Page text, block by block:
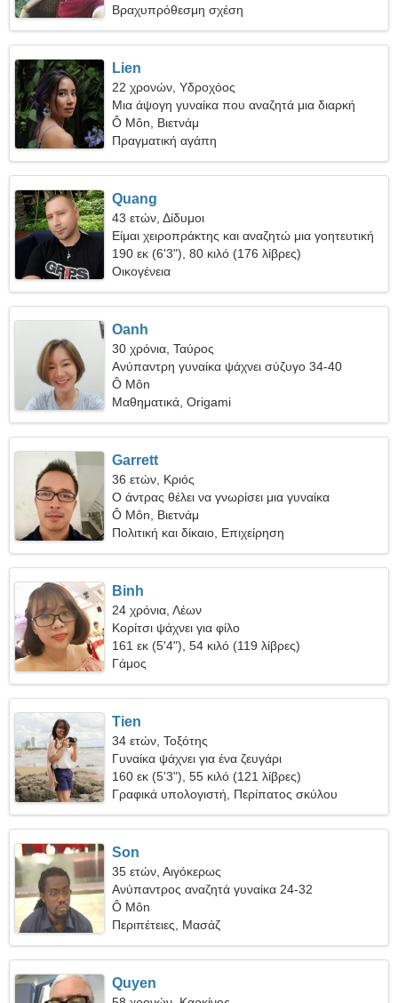
Βραχυπρόθεσμη σχέση
Lien
22 χρονών, Υδροχόος
Μια άψογη γυναίκα που αναζητά μια διαρκή
σχέση
Ô Môn, Βιετνάμ
Πραγματική αγάπη
Quang
43 ετών, Δίδυμοι
Είμαι χειροπράκτης και αναζητώ μια γοητευτική
γυναίκα
190 εκ (6'3"), 80 κιλό (176 λίβρες)
Οικογένεια
Oanh
30 χρόνια, Ταύρος
Ανύπαντρη γυναίκα ψάχνει σύζυγο 34-40
Ô Môn
Μαθηματικά, Origami
Garrett
36 ετών, Κριός
Ο άντρας θέλει να γνωρίσει μια γυναίκα
Ô Môn, Βιετνάμ
Πολιτική και δίκαιο, Επιχείρηση
Binh
24 χρόνια, Λέων
Κορίτσι ψάχνει για φίλο
161 εκ (5'4"), 54 κιλό (119 λίβρες)
Γάμος
Tien
34 ετών, Τοξότης
Γυναίκα ψάχνει για ένα ζευγάρι
160 εκ (5'3"), 55 κιλό (121 λίβρες)
Γραφικά υπολογιστή, Περίπατος σκύλου
Son
35 ετών, Αιγόκερως
Ανύπαντρος αναζητά γυναίκα 24-32
Ô Môn
Περιπέτειες, Μασάζ
Quyen